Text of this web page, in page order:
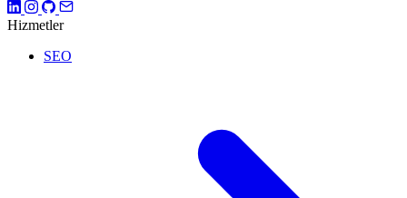
Hizmetler
SEO